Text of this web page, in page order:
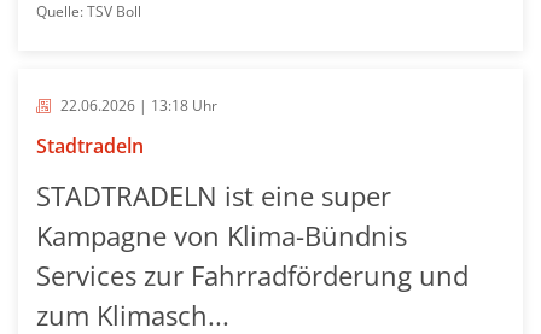
Quelle: TSV Boll
22.06.2026 | 13:18 Uhr
Stadtradeln
STADTRADELN ist eine super
Kampagne von Klima-Bündnis
Services zur Fahrradförderung und
zum Klimasch...